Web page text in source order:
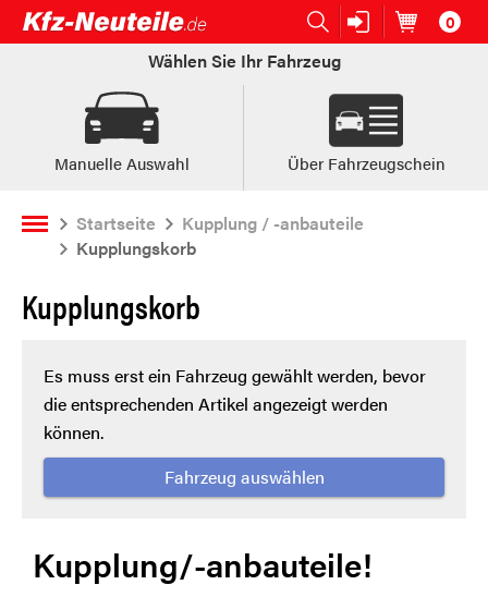
Open submenu (Ersatzteile:)
Ersatzteile: Artikel im
0
Wählen Sie Ihr Fahrzeug
Manuelle Auswahl Über Fahrzeugschein
Startseite
Kupplung / -anbauteile
Kupplungskorb
Kupplungskorb
Es muss erst ein Fahrzeug gewählt werden, bevor
die entsprechenden Artikel angezeigt werden
können.
Fahrzeug auswählen
Kupplung/-anbauteile!